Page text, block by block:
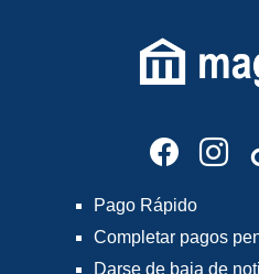
Pago Rápido
Completar pagos
Darse de baja de